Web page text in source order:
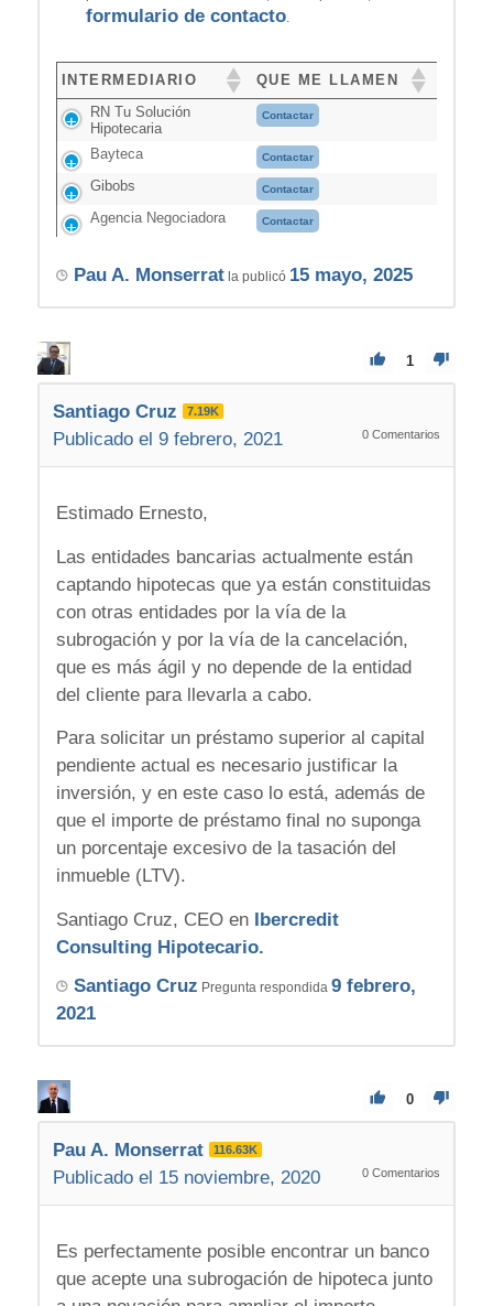
formulario de contacto.
INTERMEDIARIO
QUE ME LLAMEN
RN Tu Solución
Hipotecaria
Contactar
Bayteca Contactar
Gibobs Contactar
Agencia Negociadora Contactar
Pau A. Monserratla publicó 15 mayo, 2025
1
Santiago Cruz 7.19K
Publicado el 9 febrero, 2021 0 Comentarios
Estimado Ernesto,
Las entidades bancarias actualmente están
captando hipotecas que ya están constituidas
con otras entidades por la vía de la
subrogación y por la vía de la cancelación,
que es más ágil y no depende de la entidad
del cliente para llevarla a cabo.
Para solicitar un préstamo superior al capital
pendiente actual es necesario justificar la
inversión, y en este caso lo está, además de
que el importe de préstamo final no suponga
un porcentaje excesivo de la tasación del
inmueble (LTV).
Santiago Cruz, CEO en Ibercredit
Consulting Hipotecario.
Santiago Cruz Pregunta respondida 9 febrero,
2021
0
Pau A. Monserrat 116.63K
Publicado el 15 noviembre, 2020 0 Comentarios
Es perfectamente posible encontrar un banco
que acepte una subrogación de hipoteca junto